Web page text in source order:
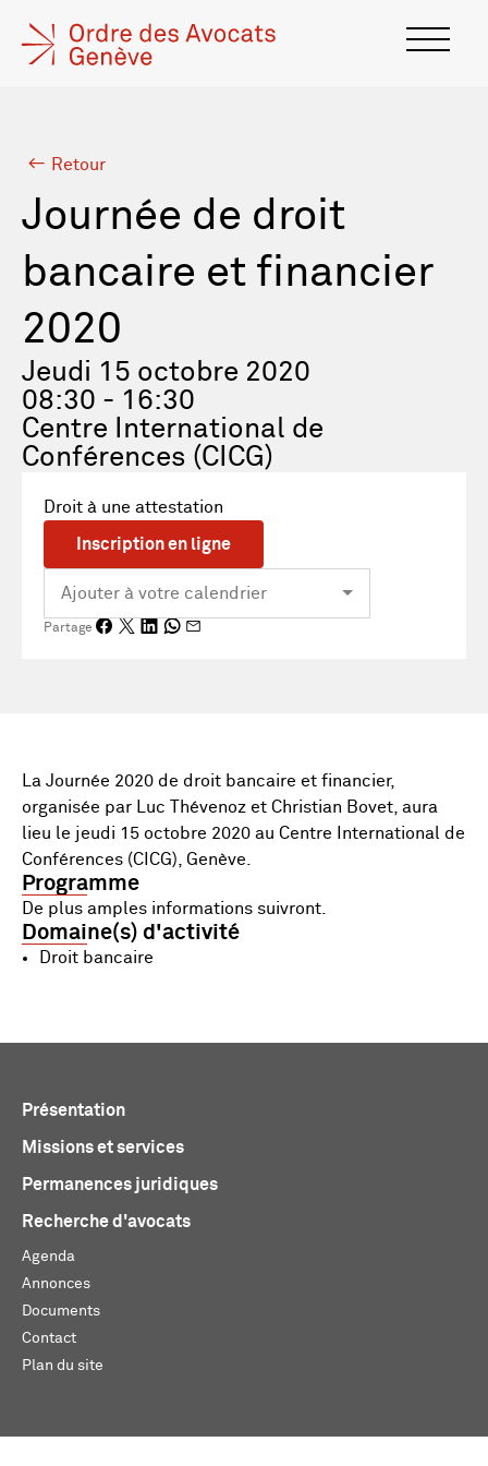
Retour
Journée de droit
bancaire et financier
2020
Jeudi 15 octobre 2020
08:30 - 16:30
Centre International de
Conférences (CICG)
Droit à une attestation
Inscription en ligne
Partage
La Journée 2020 de droit bancaire et financier,
organisée par Luc Thévenoz et Christian Bovet, aura
lieu le jeudi 15 octobre 2020 au Centre International de
Conférences (CICG), Genève.
Programme
De plus amples informations suivront.
Domaine(s) d'activité
Droit bancaire
Présentation
Missions et services
Permanences juridiques
Recherche d'avocats
Agenda
Annonces
Documents
Contact
Plan du site